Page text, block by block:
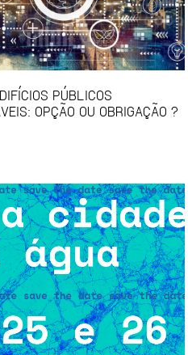
PÚBLICOS
OPÇÃO OU OBRIGAÇÃO ?